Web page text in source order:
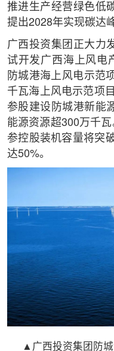
推进生产经营绿色低
提出2028年实现碳达
广西投资集团正大力
试开发广西海上风电
防城港海上风电示范
千瓦海上风电示范项
参股建设防城港新能
能源资源超300万千瓦
参控股装机容量将突
达50%。
▲广西投资集团防城